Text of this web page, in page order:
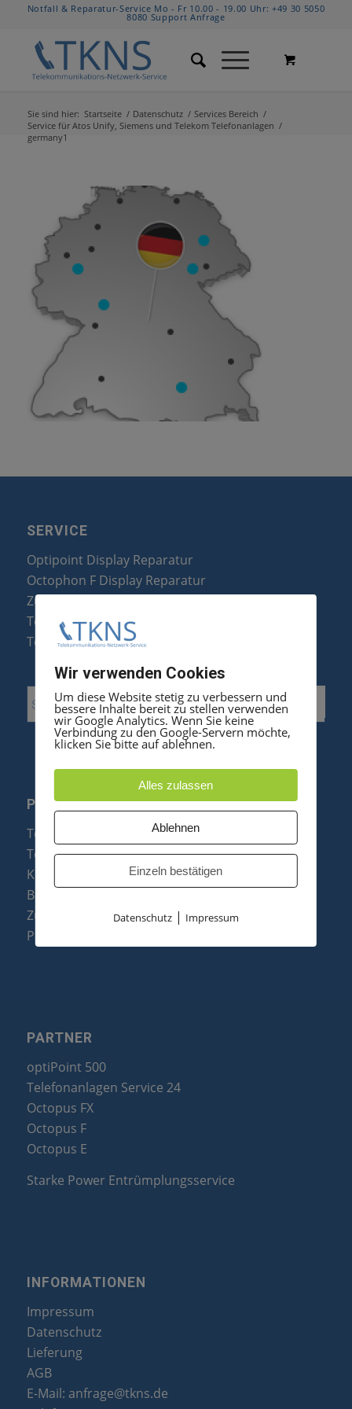
Notfall & Reparatur-Service Mo - Fr 10.00 - 19.00 Uhr:+49 30 5050
8080 Support Anfrage
Sie sind hier: Startseite / Datenschutz / Services Bereich /
Service für Atos Unify, Siemens und Telekom Telefonanlagen /
germany1
SERVICE
Optipoint Display Reparatur
Octophon F Display Reparatur
Zubehör & Ersatzteile
Telefonanlagen Optimierung
Telefonanlagen Erweiterung
PRODUKTE
Telefonanlagen
Telefone
Konftel Konferenztelefone
Baugruppen
Zubehör & Ersatzteile
Produktzusammenfassung
PARTNER
optiPoint 500
Telefonanlagen Service 24
Octopus FX
Octopus F
Octopus E
Starke Power Entrümplungsservice
INFORMATIONEN
Impressum
Datenschutz
Lieferung
AGB
E-Mail: anfrage@tkns.de
Wir verwenden Cookies
Um diese Website stetig zu verbessern und
bessere Inhalte bereit zu stellen verwenden
wir Google Analytics. Wenn Sie keine
Verbindung zu den Google-Servern möchte,
klicken Sie bitte auf ablehnen.
Alles zulassen
Ablehnen
Einzeln bestätigen
Datenschutz| Impressum